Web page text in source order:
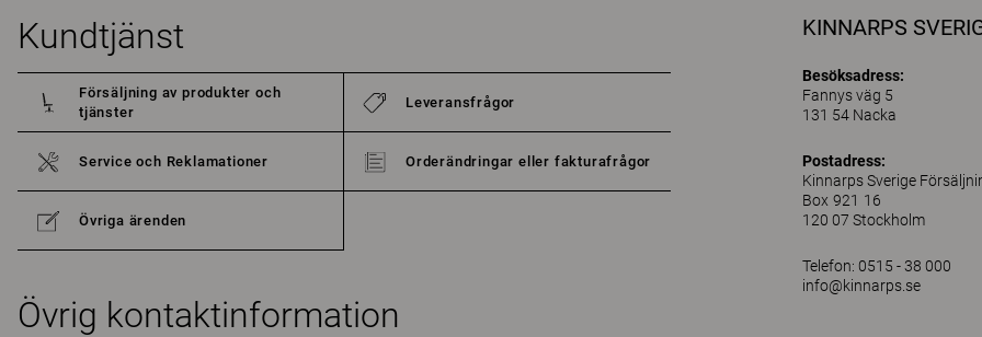
Kundtjänst
Försäljning av produkter och
tjänster
Leveransfrågor
Service och Reklamationer Orderändringar eller fakturafrågor
Övriga ärenden
Övrig kontaktinformation
KINNARPS
Besöksadress:
Fannys väg 5
131 54 Nacka
Postadress:
Kinnarps Sverige
Box 921 16
120 07 Stockholm
Telefon: 0515 - 38 000
info@kinnarps.se